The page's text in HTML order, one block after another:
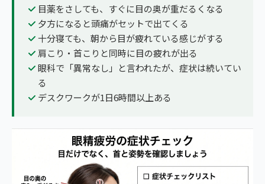
目薬をさしても、すぐに目の奥が重だるくなる
夕方になると頭痛がセットで出てくる
十分寝ても、朝から目が疲れている感じがする
肩こり・首こりと同時に目の疲れが出る
眼科で「異常なし」と言われたが、症状は続いてい
る
デスクワークが1日6時間以上ある